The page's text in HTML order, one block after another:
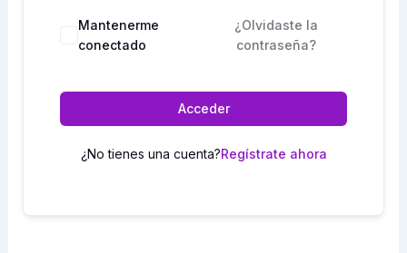
Mantenerme
conectado
¿Olvidaste la
contraseña?
Acceder
¿No tienes una cuenta?Regístrate ahora